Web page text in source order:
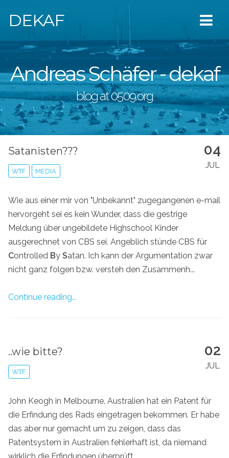
DEKAF
Andreas Schäfer - dekaf
blog at 0509.org
04
JUL
Satanisten???
WTF MEDIA
Wie aus einer mir von "Unbekannt" zugegangenen e-mail
hervorgeht sei es kein Wunder, dass die gestrige
Meldung über ungebildete Highschool Kinder
ausgerechnet von CBS sei. Angeblich stünde CBS für
Controlled By Satan. Ich kann der Argumentation zwar
nicht ganz folgen bzw. versteh den Zusammenh...
Continue reading...
02
JUL
..wie bitte?
WTF
John Keogh in Melbourne, Australien hat ein Patent für
die Erfindung des Rads eingetragen bekommen. Er habe
das aber nur gemacht um zu zeigen, dass das
Patentsystem in Australien fehlerhaft ist, da niemand